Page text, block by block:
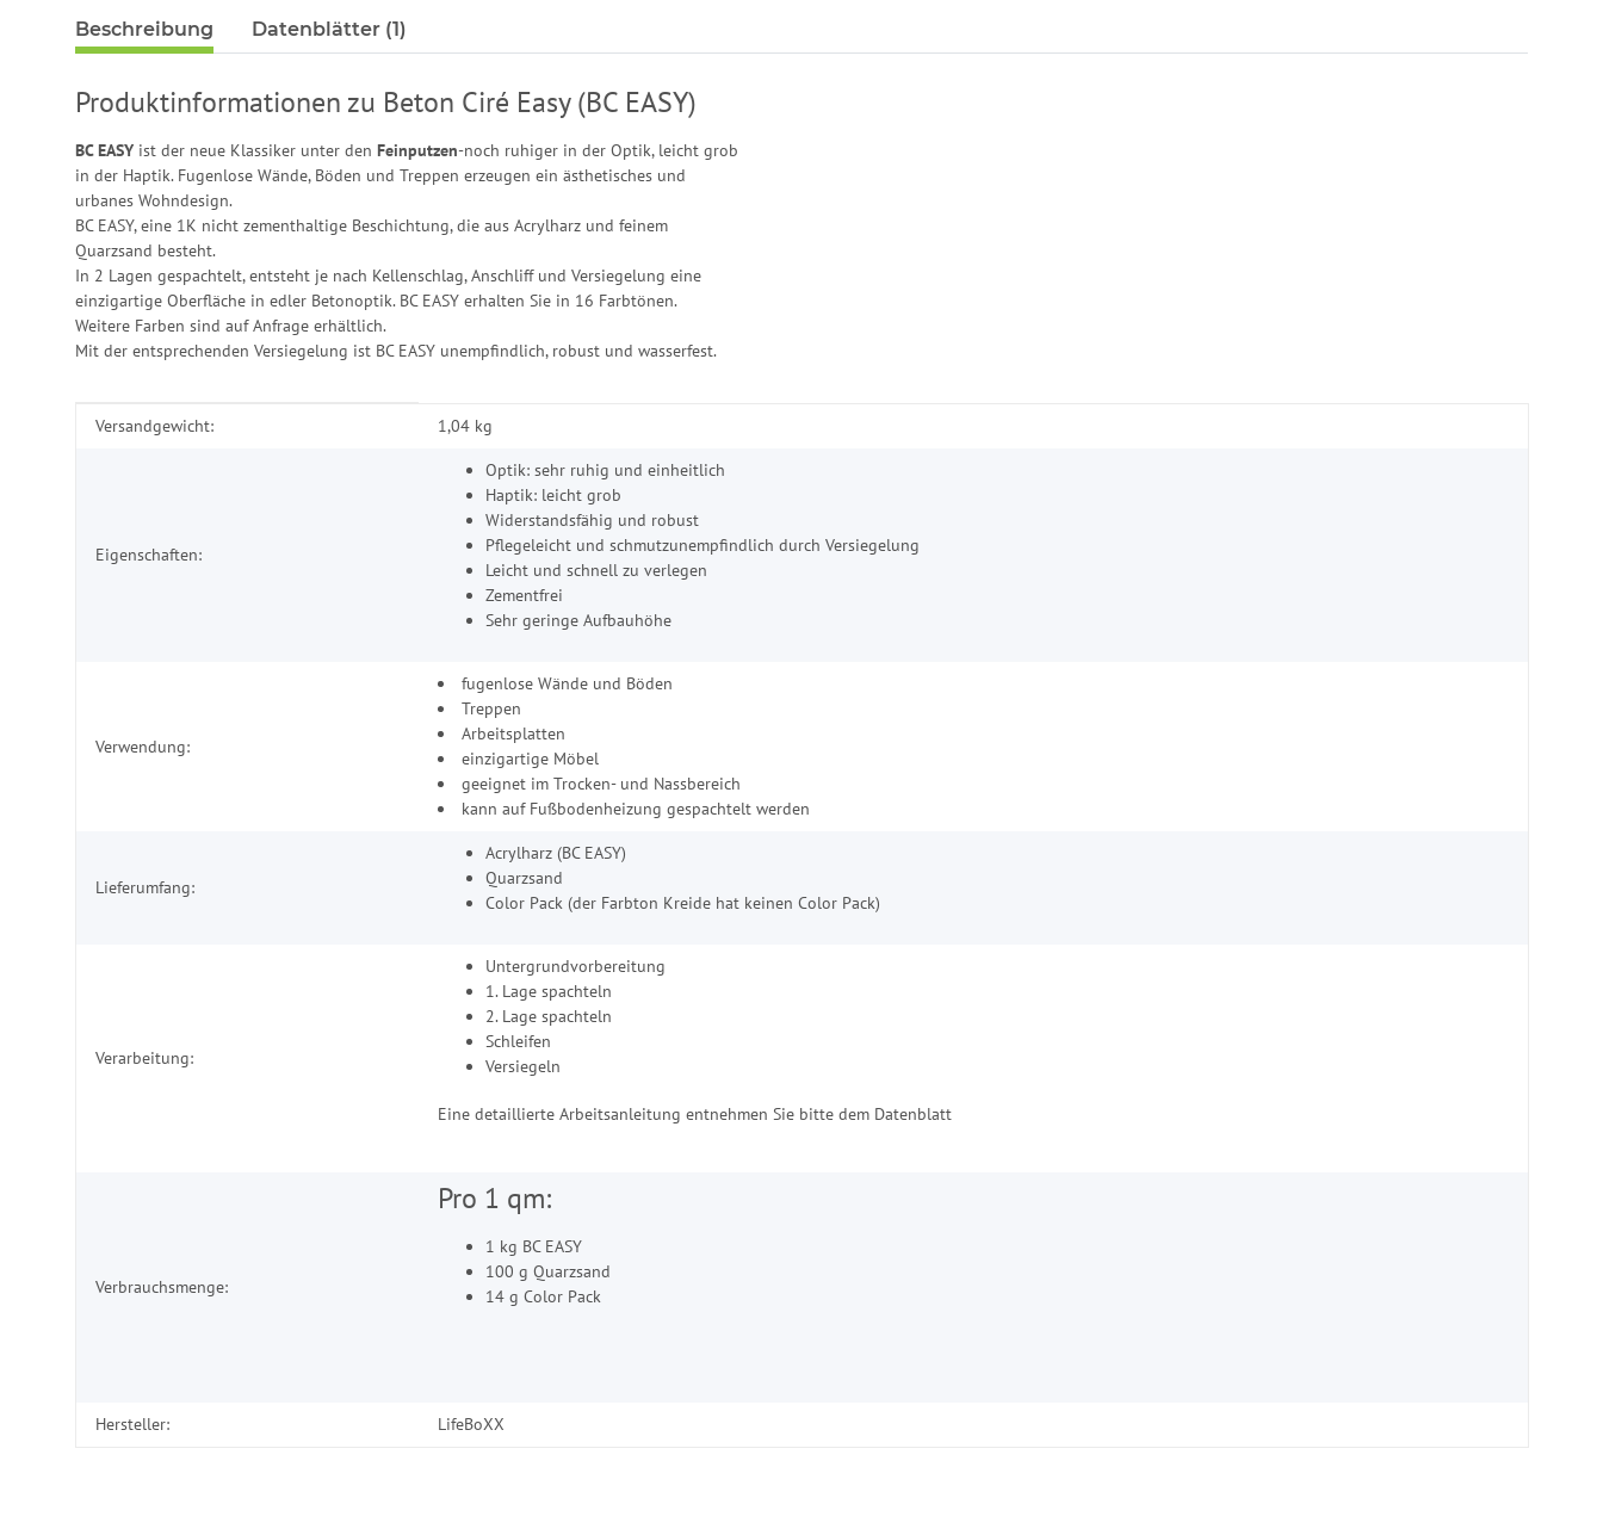
Beschreibung Datenblätter (1)
Produktinformationen zu Beton Ciré Easy (BC EASY)
BC EASY ist der neue Klassiker unter den Feinputzen-noch ruhiger in der Optik, leicht grob
in der Haptik. Fugenlose Wände, Böden und Treppen erzeugen ein ästhetisches und
urbanes Wohndesign.
BC EASY, eine 1K nicht zementhaltige Beschichtung, die aus Acrylharz und feinem
Quarzsand besteht.
In 2 Lagen gespachtelt, entsteht je nach Kellenschlag, Anschliff und Versiegelung eine
einzigartige Oberfläche in edler Betonoptik. BC EASY erhalten Sie in 16 Farbtönen.
Weitere Farben sind auf Anfrage erhältlich.
Mit der entsprechenden Versiegelung ist BC EASY unempfindlich, robust und wasserfest.
Produkteigenschaft
Wert
Versandgewicht: 1,04 kg
Eigenschaften:
Optik: sehr ruhig und einheitlich
Haptik: leicht grob
Widerstandsfähig und robust
Pflegeleicht und schmutzunempfindlich durch Versiegelung
Leicht und schnell zu verlegen
Zementfrei
Sehr geringe Aufbauhöhe
Verwendung:
fugenlose Wände und Böden
Treppen
Arbeitsplatten
einzigartige Möbel
geeignet im Trocken- und Nassbereich
kann auf Fußbodenheizung gespachtelt werden
Lieferumfang:
Acrylharz (BC EASY)
Quarzsand
Color Pack (der Farbton Kreide hat keinen Color Pack)
Verarbeitung:
Untergrundvorbereitung
1. Lage spachteln
2. Lage spachteln
Schleifen
Versiegeln
Eine detaillierte Arbeitsanleitung entnehmen Sie bitte dem Datenblatt
Verbrauchsmenge:
Pro 1 qm:
1 kg BC EASY
100 g Quarzsand
14 g Color Pack
Hersteller: LifeBoXX